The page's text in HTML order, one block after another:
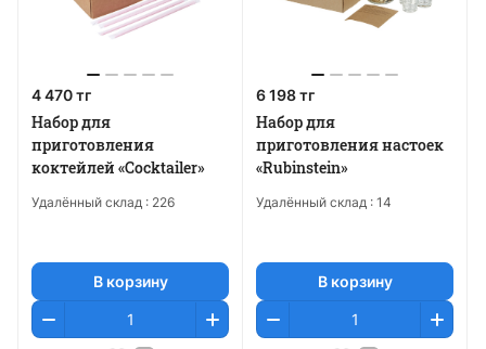
4 470 тг
Набор для
приготовления
коктейлей «Cocktailer»
Удалённый склад : 226
В корзину
6 198 тг
Набор для
приготовления настоек
«Rubinstein»
Удалённый склад : 14
В корзину